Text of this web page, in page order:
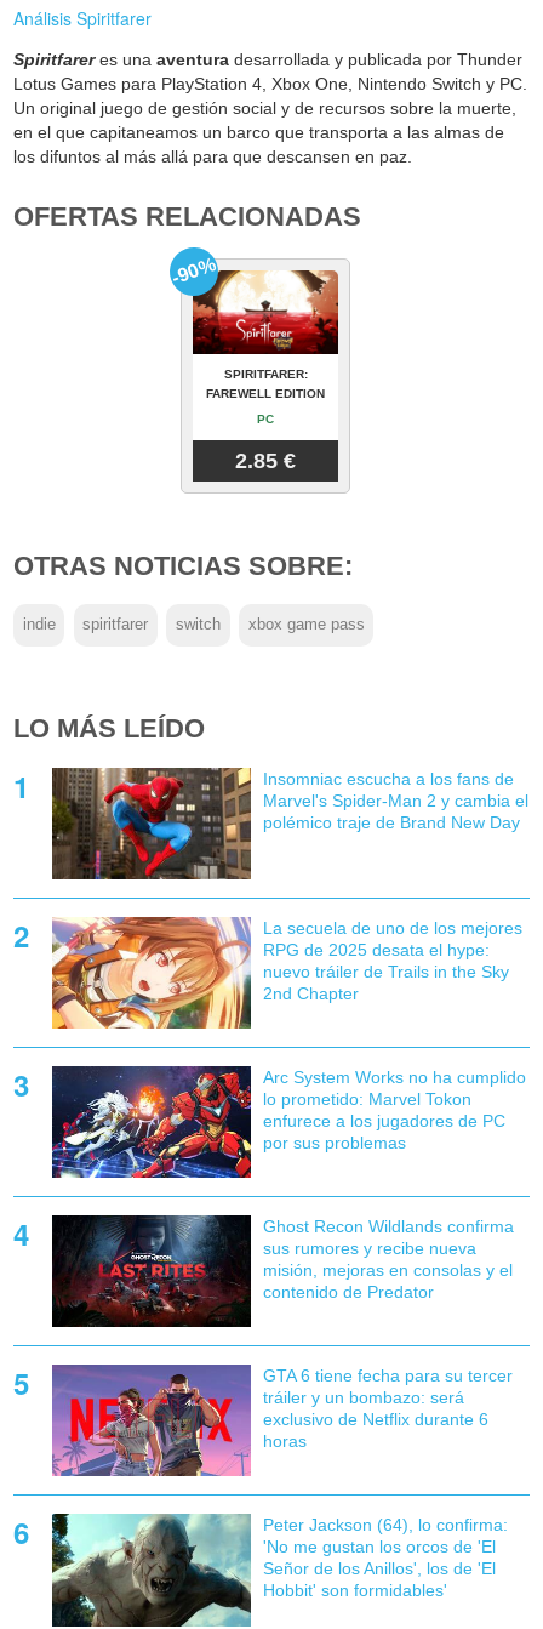
Análisis Spiritfarer
Spiritfareres unaaventura desarrollada y publicada por Thunder
Lotus Games para PlayStation 4, Xbox One, Nintendo Switch y PC.
Un original juego de gestión social y de recursos sobre la muerte,
en el que capitaneamos un barco que transporta a las almas de
los difuntos al más allá para que descansen en paz.
OFERTAS RELACIONADAS
SPIRITFARER:
FAREWELL EDITION
PC
2.85 €
-90%
OTRAS NOTICIAS SOBRE:
indie spiritfarer switch xbox game pass
LO MÁS LEÍDO
Insomniac escucha a los fans de
Marvel's Spider-Man 2 y cambia el
polémico traje de Brand New Day
La secuela de uno de los mejores
RPG de 2025 desata el hype:
nuevo tráiler de Trails in the Sky
2nd Chapter
Arc System Works no ha cumplido
lo prometido: Marvel Tokon
enfurece a los jugadores de PC
por sus problemas
Ghost Recon Wildlands confirma
sus rumores y recibe nueva
misión, mejoras en consolas y el
contenido de Predator
GTA 6 tiene fecha para su tercer
tráiler y un bombazo: será
exclusivo de Netflix durante 6
horas
Peter Jackson (64), lo confirma:
'No me gustan los orcos de 'El
Señor de los Anillos', los de 'El
Hobbit' son formidables'